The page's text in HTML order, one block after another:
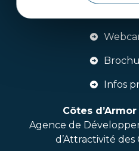
Infos
Côtes
Agence de
d’Attractivité des